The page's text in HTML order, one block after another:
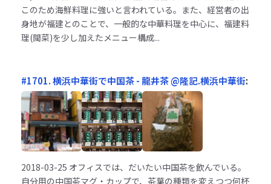
このため海鮮料理に強いと言われている。また、経営者の出
身地が福建とのことで、一般的な中華料理を中心に、福建料
理(閩菜)を少し加えたメニュー構成...
#1701. 横浜中華街で中国茶 - 龍井茶 @隆記.横浜中華街:
2018-03-25 オフィスでは、だいたい中国茶を飲んでいる。
自分用の中国茶マグ・カップで、茶葉の種類を変えつつ何杯